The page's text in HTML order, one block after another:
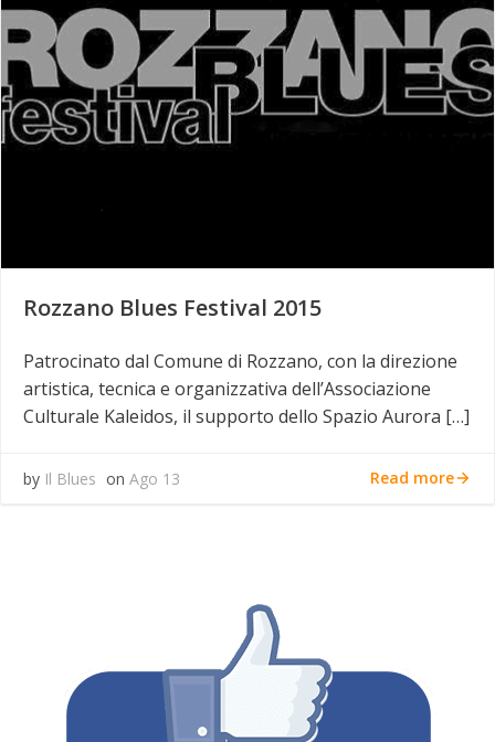
Rozzano Blues Festival 2015
Patrocinato dal Comune di Rozzano, con la direzione
artistica, tecnica e organizzativa dell’Associazione
Culturale Kaleidos, il supporto dello Spazio Aurora […]
by Il Blues on Ago 13 Read more